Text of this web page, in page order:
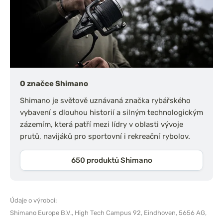
O značce Shimano
Shimano je světově uznávaná značka rybářského
vybavení s dlouhou historií a silným technologickým
zázemím, která patří mezi lídry v oblasti vývoje
prutů, navijáků pro sportovní i rekreační rybolov.
650 produktů Shimano
Údaje o výrobci:
Shimano Europe B.V., High Tech Campus 92, Eindhoven, 5656 AG,